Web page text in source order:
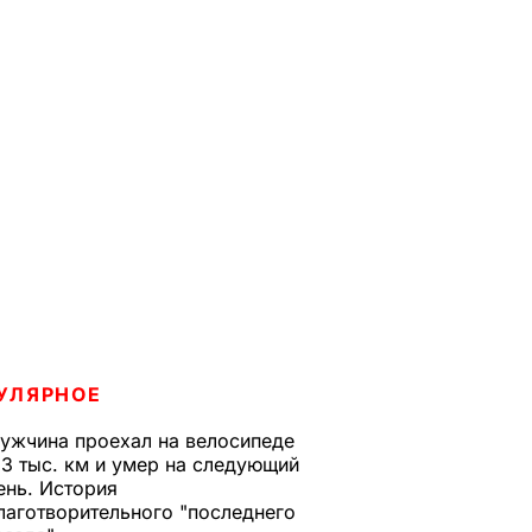
проехал на велосипеде
тыс. км и умер на следующий
История
"последнего